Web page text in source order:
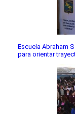
Escuela Abraham
para orientar